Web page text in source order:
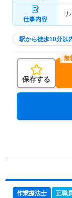
仕事内容
リ
駅から徒歩10分以
保存する
作業療法士 正職